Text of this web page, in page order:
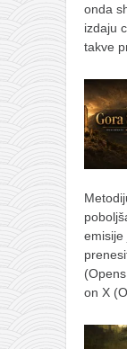
onda
izdaju
takve
emisije
on X